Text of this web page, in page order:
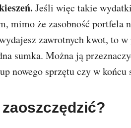
Jeśli więc takie
mimo że zasobność portfela
zawrotnych kwot, to
sumka. Można ją
nowego sprzętu czy w